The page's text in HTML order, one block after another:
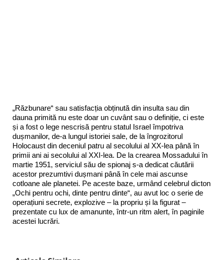
„Răzbunare“ sau satisfacția obținută din insulta sau din
dauna primită nu este doar un cuvânt sau o definiție, ci este
și a fost o lege nescrisă pentru statul Israel împotriva
dușmanilor, de-a lungul istoriei sale, de la îngrozitorul
Holocaust din deceniul patru al secolului al XX-lea până în
primii ani ai secolului al XXI-lea. De la crearea Mossadului în
martie 1951, serviciul său de spionaj s-a dedicat căutării
acestor prezumtivi dușmani până în cele mai ascunse
cotloane ale planetei. Pe aceste baze, urmând celebrul dicton
„Ochi pentru ochi, dinte pentru dinte“, au avut loc o serie de
operațiuni secrete, explozive – la propriu și la figurat –
prezentate cu lux de amanunte, într-un ritm alert, în paginile
acestei lucrări.